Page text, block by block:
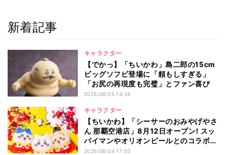
新着記事
キャラクター
【でかっ】「ちいかわ」島二郎の15cm
ビッグソフビ登場に「頼もしすぎる」
「お尻の再現度も完璧」とファン喜び
2026/08/05 14:04
キャラクター
【ちいかわ】「シーサーのおみやげやさ
ん 那覇空港店」8月12日オープン! スッ
パイマンやオリオンビールとのコラボ商
品一覧
2026/08/04 17:03